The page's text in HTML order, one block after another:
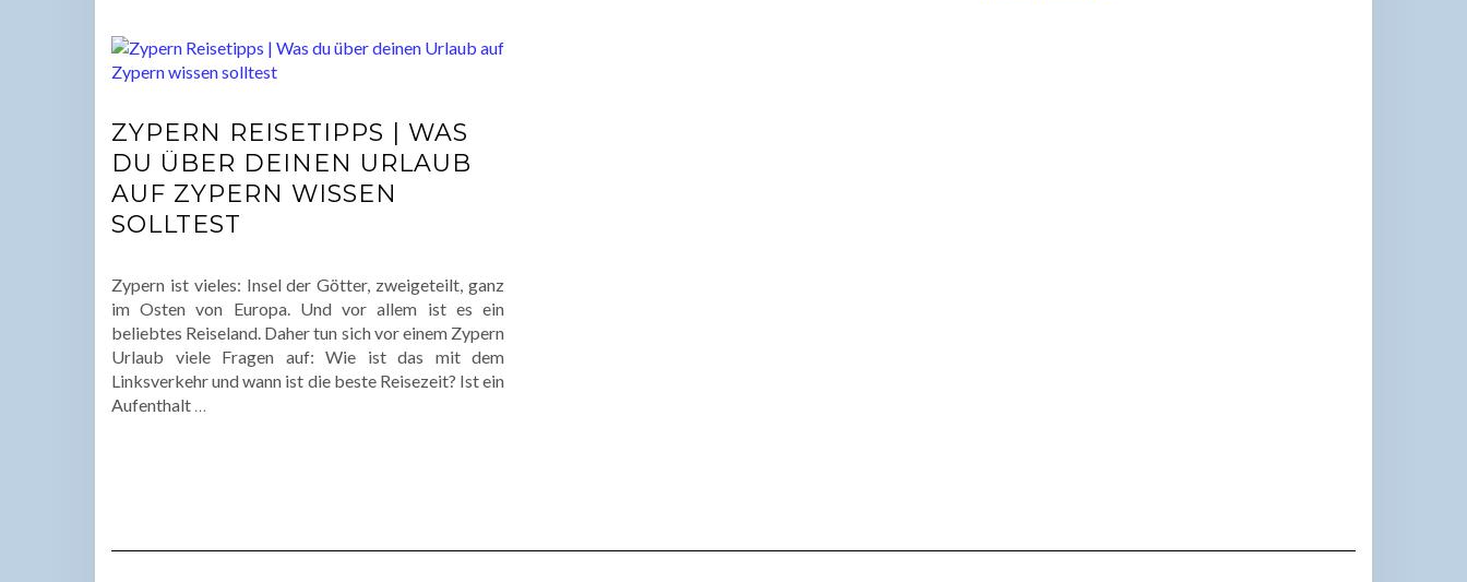
ZYPERN REISETIPPS | WAS
DU ÜBER DEINEN URLAUB
AUF ZYPERN WISSEN
SOLLTEST
Zypern ist vieles: Insel der Götter, zweigeteilt, ganz
im Osten von Europa. Und vor allem ist es ein
beliebtes Reiseland. Daher tun sich vor einem Zypern
Urlaub viele Fragen auf: Wie ist das mit dem
Linksverkehr und wann ist die beste Reisezeit? Ist ein
Aufenthalt